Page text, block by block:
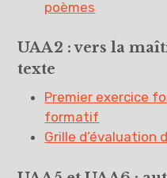
poèmes
UAA2 : vers la
texte
Premier exercice
formatif
Grille d’évaluation